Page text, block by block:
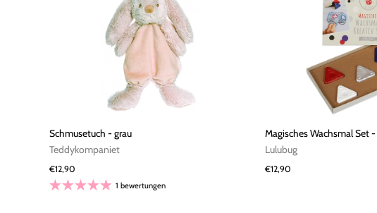
Schmusetuch - grau
Teddykompaniet
€12,90
1 bewertungen
Magisches Wachsmal Set
Lulubug
€12,90